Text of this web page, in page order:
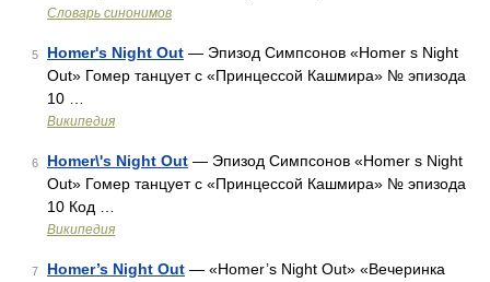
Словарь синонимов
5 Homer's Night Out — Эпизод Симпсонов «Homer s Night
Out» Гомер танцует с «Принцессой Кашмира» № эпизода
10 …
Википедия
6 Homer\'s Night Out — Эпизод Симпсонов «Homer s Night
Out» Гомер танцует с «Принцессой Кашмира» № эпизода
10 Код …
Википедия
7 Homer’s Night Out — «Homer’s Night Out» «Вечеринка